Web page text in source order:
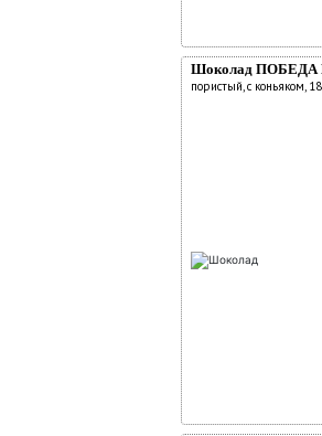
Шоколад ПОБЕДА
пористый, с коньяком,